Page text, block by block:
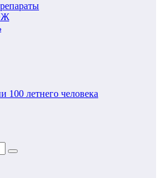
100 летнего человека